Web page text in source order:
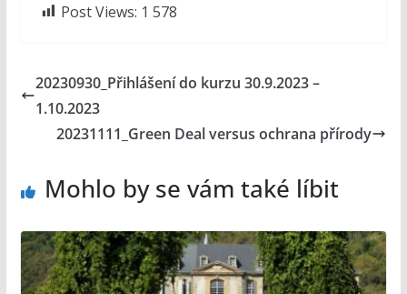
Post Views: 1 578
20230930_Přihlášení do kurzu 30.9.2023 –
1.10.2023
20231111_Green Deal versus ochrana přírody
Mohlo by se vám také líbit